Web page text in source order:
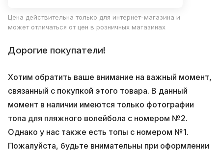
Цена действительна только для интернет-магазина и
может отличаться от цен в розничных магазинах
Дорогие покупатели!
Хотим обратить ваше внимание на важный момент,
связанный с покупкой этого товара. В данный
момент в наличии имеются только фотографии
топа для пляжного волейбола с номером №2.
Однако у нас также есть топы с номером №1.
Пожалуйста, будьте внимательны при оформлении